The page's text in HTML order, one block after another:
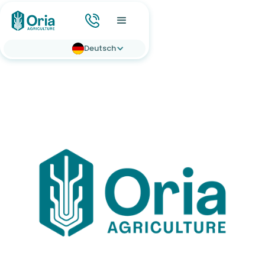
Deutsch